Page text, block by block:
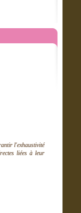
l'exhaustivité
liées à leur